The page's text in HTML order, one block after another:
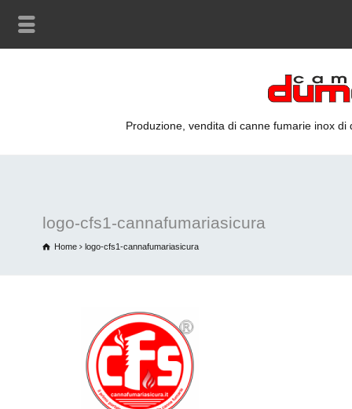
Produzione, vendita di canne fumarie inox
logo-cfs1-cannafumariasicura
Home logo-cfs1-cannafumariasicura